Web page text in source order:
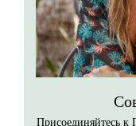
Присоединяйтесь к